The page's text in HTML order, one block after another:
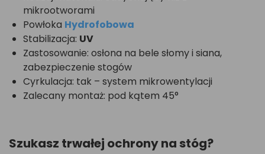
mikrootworami
Powłoka Hydrofobowa
Stabilizacja: UV
Zastosowanie: osłona na bele słomy i siana,
zabezpieczenie stogów
Cyrkulacja: tak – system mikrowentylacji
Zalecany montaż: pod kątem 45°
Szukasz trwałej ochrony na stóg?